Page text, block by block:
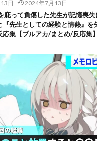
日 2024年7月13日
庇って負傷した先生が記憶喪
『先生としての経験と情熱』を
応集【ブルアカ/まとめ/反応集】